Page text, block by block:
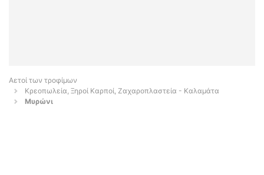
Αετοί των τροφίμων
Κρεοπωλεία, Ξηροί Καρποί, Ζαχαροπλαστεία - Καλαμάτα
Μυρώνι